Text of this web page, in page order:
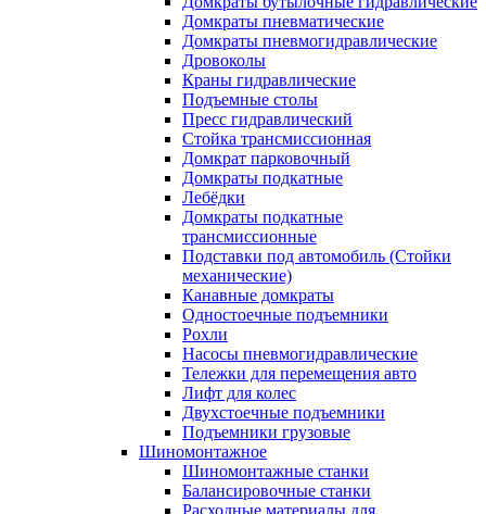
Домкраты пневматические
Домкраты пневмогидравлические
Дровоколы
Краны гидравлические
Подъемные столы
Пресс гидравлический
Стойка трансмиссионная
Домкрат парковочный
Домкраты подкатные
Лебёдки
Домкраты подкатные
трансмиссионные
Подставки под автомобиль (Стойки
механические)
Канавные домкраты
Одностоечные подъемники
Рохли
Насосы пневмогидравлические
Тележки для перемещения авто
Лифт для колес
Двухстоечные подъемники
Подъемники грузовые
Шиномонтажное
Шиномонтажные станки
Балансировочные станки
Расходные материалы для